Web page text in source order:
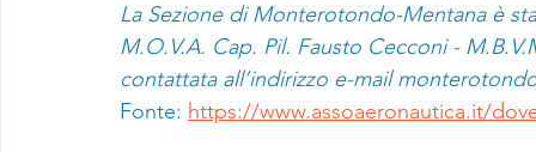
La Sezione di Monterotondo-Mentana è
M.O.V.A. Cap. Pil. Fausto Cecconi -
contattata all’indirizzo e-mail
Fonte: https://www.assoaeronautica.it/